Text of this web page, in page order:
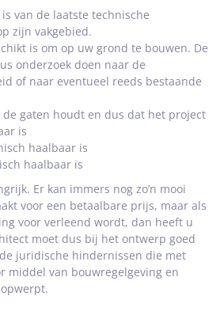
van de laatste technische
zijn vakgebied.
is om op uw grond te bouwen. De
onderzoek doen naar de
of naar eventueel reeds bestaande
gaten houdt en dus dat het project
is
haalbaar is
haalbaar is
Er kan immers nog zo’n mooi
voor een betaalbare prijs, maar als
voor verleend wordt, dan heeft u
moet dus bij het ontwerp goed
juridische hindernissen die met
middel van bouwregelgeving en